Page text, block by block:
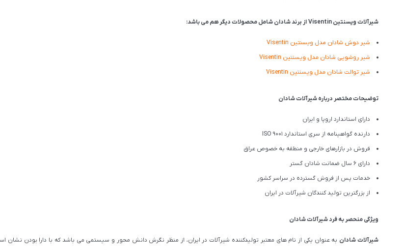
شیرآلات ویسنتین Visentin از برند شادان شامل محصولات دیگر هم می باشد:
شیر دوش شادان مدل ویسنتین Visentin
شیر روشویی شادان مدل ویسنتین Visentin
شیر توالت شادان مدل ویسنتین Visentin
توضیحات مختصر درباره شیرآلات شادان
دارای استاندارد اروپا و ایران
دارنده گواهینامه از سری استاندارد ISO 9001
فروش در بازارهای خارجی و منطقه به خصوص عراق
دارای 6 سال ضمانت شادان گستر
خدمات پس از فروش گسترده در سراسر کشور
از بزرگترین تولید کنندگان شیرآلات در ایران
ویژگی منحصر به فرد شیرآلات شادان
شیرآلات شادان